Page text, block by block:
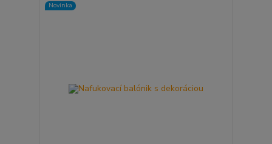
Novinka